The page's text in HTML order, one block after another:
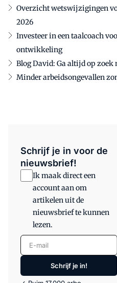
Overzicht wetswijzigingen
2026
Investeer in een taalcoach
ontwikkeling
Blog David: Ga altijd op zoek
Minder arbeidsongevallen
Schrijf je in voor de
nieuwsbrief!
Ik maak direct een
account aan om
artikelen uit de
nieuwsbrief te kunnen
lezen.
E-mail
Schrijf je in!